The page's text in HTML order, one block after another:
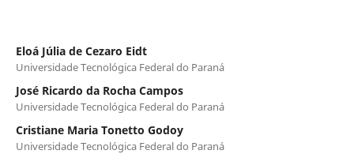
Eloá Júlia de Cezaro Eidt
Universidade Tecnológica Federal do Paraná
José Ricardo da Rocha Campos
Universidade Tecnológica Federal do Paraná
Cristiane Maria Tonetto Godoy
Universidade Tecnológica Federal do Paraná